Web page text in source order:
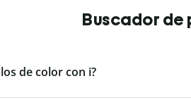
Buscador de
de color con i?